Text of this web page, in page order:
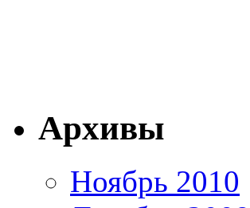
Архивы
Ноябрь 2010